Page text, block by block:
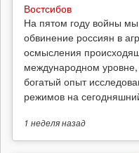
Востсибов
На пятом году войны
обвинение россиян в
осмысления
международном
богатый опыт
режимов на
1 неделяназад